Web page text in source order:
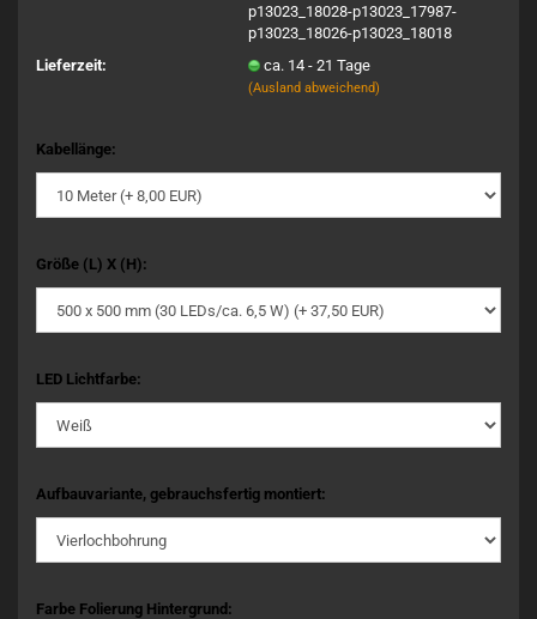
p13023_18028-p13023_17987-
p13023_18026-p13023_18018
Lieferzeit:
ca. 14 - 21 Tage
(Ausland abweichend)
Kabellänge:
Größe (L) X (H):
LED Lichtfarbe:
Aufbauvariante, gebrauchsfertig montiert:
Farbe Folierung Hintergrund: